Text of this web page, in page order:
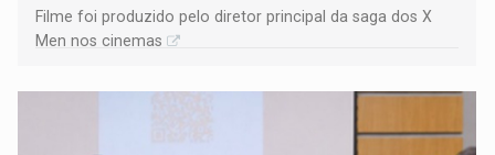
Filme foi produzido pelo diretor principal da saga dos X
Men nos cinemas